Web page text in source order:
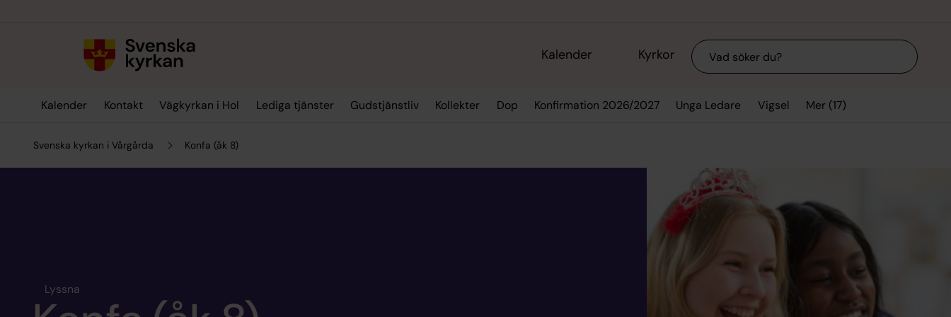
Kalender Kyrkor Sök
Kalender Kontakt Vägkyrkan i Hol Lediga tjänster Gudstjänstliv Kollekter Dop Konfirmation 2026/2027 Unga Ledare Vigsel Mer (17)
Svenska kyrkan i Vårgårda Konfa (åk 8)
Lyssna